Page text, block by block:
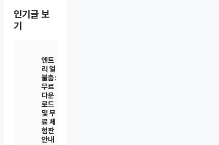
인기글 보
기
엔트
리 얼
불춤:
무료
다운
로드
및 무
료 체
험판
안내